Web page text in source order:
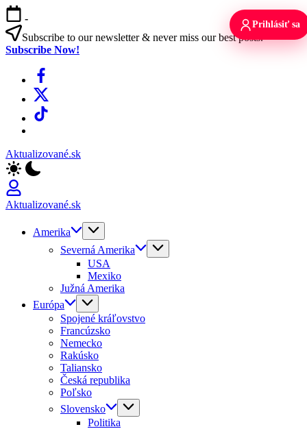
Skip
to
content
-
Subscribe to our newsletter & never miss our best posts.
Subscribe Now!
Facebook
X
TikTok
Aktualizované.sk
Aktualizované.sk
Amerika
Severná Amerika
USA
Mexiko
Južná Amerika
Európa
Spojené kráľovstvo
Francúzsko
Nemecko
Rakúsko
Taliansko
Česká republika
Poľsko
Slovensko
Politika
Prihlásiť sa